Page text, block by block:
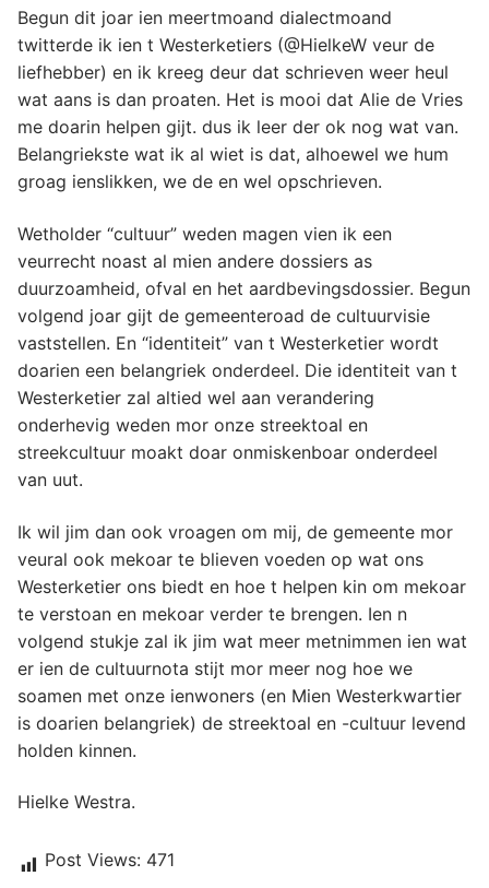
Begun dit joar ien meertmoand dialectmoand
twitterde ik ien t Westerketiers (@HielkeW veur de
liefhebber) en ik kreeg deur dat schrieven weer heul
wat aans is dan proaten. Het is mooi dat Alie de Vries
me doarin helpen gijt. dus ik leer der ok nog wat van.
Belangriekste wat ik al wiet is dat, alhoewel we hum
groag ienslikken, we de en wel opschrieven.
Wetholder “cultuur” weden magen vien ik een
veurrecht noast al mien andere dossiers as
duurzoamheid, ofval en het aardbevingsdossier. Begun
volgend joar gijt de gemeenteroad de cultuurvisie
vaststellen. En “identiteit” van t Westerketier wordt
doarien een belangriek onderdeel. Die identiteit van t
Westerketier zal altied wel aan verandering
onderhevig weden mor onze streektoal en
streekcultuur moakt doar onmiskenboar onderdeel
van uut.
Ik wil jim dan ook vroagen om mij, de gemeente mor
veural ook mekoar te blieven voeden op wat ons
Westerketier ons biedt en hoe t helpen kin om mekoar
te verstoan en mekoar verder te brengen. Ien n
volgend stukje zal ik jim wat meer metnimmen ien wat
er ien de cultuurnota stijt mor meer nog hoe we
soamen met onze ienwoners (en Mien Westerkwartier
is doarien belangriek) de streektoal en -cultuur levend
holden kinnen.
Hielke Westra.
Post Views: 471